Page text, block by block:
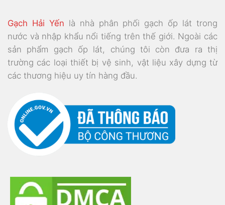
Gạch Hải Yến là nhà phân phối gạch ốp lát trong
nước và nhập khẩu nổi tiếng trên thế giới. Ngoài các
sản phẩm gạch ốp lát, chúng tôi còn đưa ra thị
trường các loại thiết bị vệ sinh, vật liệu xây dựng từ
các thương hiệu uy tín hàng đầu.